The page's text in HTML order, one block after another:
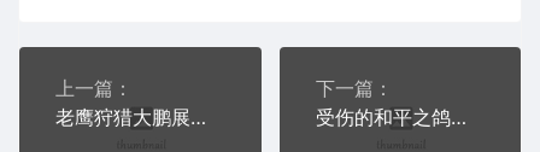
上一篇：
老鹰狩猎大鹏展翅高傲冷漠AI8.0格式激光打标文件通用矢量图
下一篇：
受伤的和平之鸽简笔画AI8.0格式激光打标文件通用矢量图